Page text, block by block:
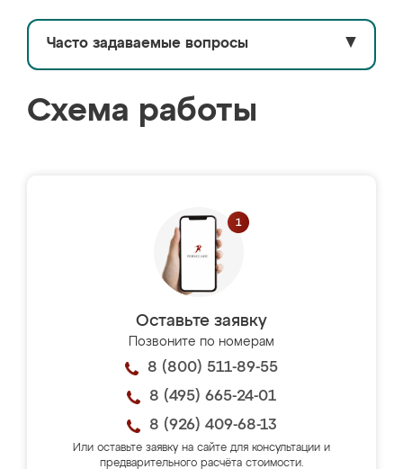
Часто задаваемые вопросы ▼
Схема работы
Оставьте заявку
Позвоните по номерам
8 (800) 511-89-55
8 (495) 665-24-01
8 (926) 409-68-13
Или оставьте заявку на сайте для консультации и
предварительного расчёта стоимости.